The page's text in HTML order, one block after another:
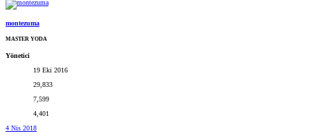
montezuma
MASTER YODA
Yönetici
19 Eki 2016
29,833
7,599
4,401
4 Nis 2018